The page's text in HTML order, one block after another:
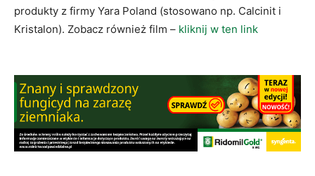
produkty z firmy Yara Poland (stosowano np. Calcinit i
Kristalon). Zobacz również film – kliknij w ten link